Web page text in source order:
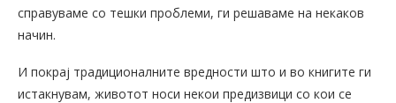
справуваме со тешки проблеми, ги решаваме на некаков
начин.
И покрај традиционалните вредности што и во книгите ги
истакнувам, животот носи некои предизвици со кои се